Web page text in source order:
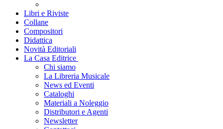
Libri e Riviste
Collane
Compositori
Didattica
Novità Editoriali
La Casa Editrice
Chi siamo
La Libreria Musicale
News ed Eventi
Cataloghi
Materiali a Noleggio
Distributori e Agenti
Newsletter